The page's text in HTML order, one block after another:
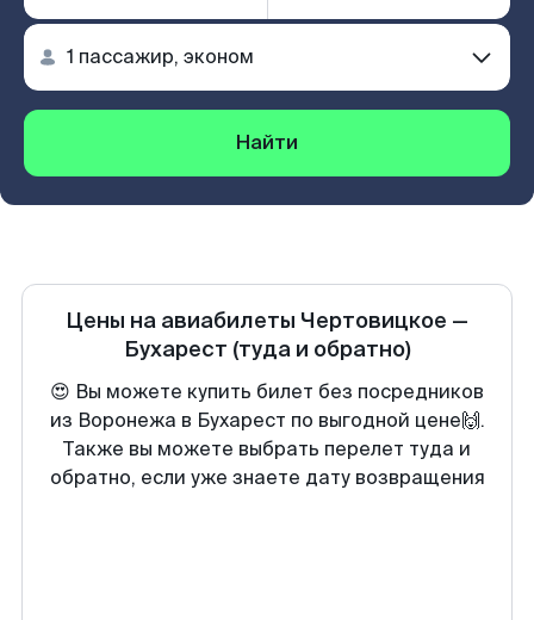
Найти
Цены на авиабилеты Чертовицкое —
Бухарест (туда и обратно)
😍 Вы можете купить билет без посредников
из Воронежа в Бухарест по выгодной цене🙌.
Также вы можете выбрать перелет туда и
обратно, если уже знаете дату возвращения